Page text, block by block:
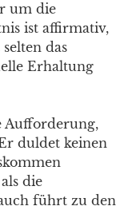
um die
ist affirmativ,
das
Erhaltung
Aufforderung,
duldet keinen
die
führt zu den